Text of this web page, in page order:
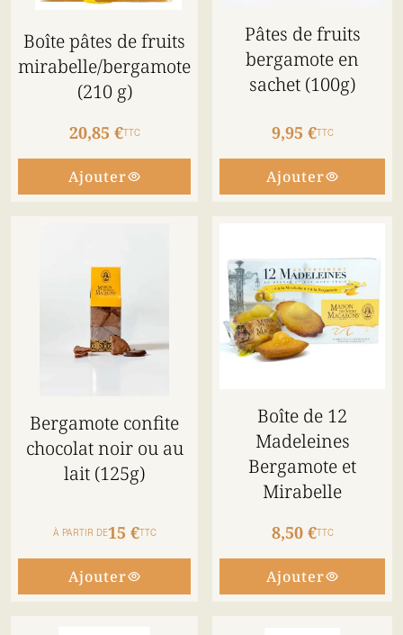
Boîte pâtes de fruits
mirabelle/bergamote
(210 g)
20,85 €TTC
Ajouter
Pâtes de fruits
bergamote en
sachet (100g)
9,95 €TTC
Ajouter
Bergamote confite
chocolat noir ou au
lait (125g)
À PARTIR DE15 €TTC
Ajouter
Boîte de 12
Madeleines
Bergamote et
Mirabelle
8,50 €TTC
Ajouter